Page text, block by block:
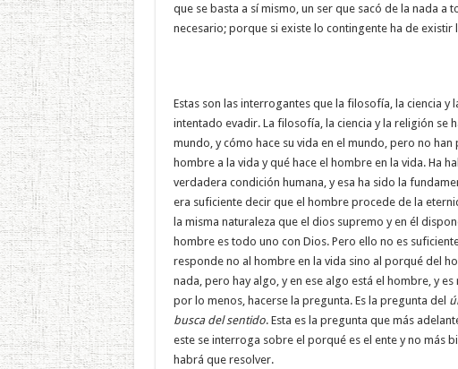
que se basta a sí mismo, un ser que sacó de la nada a
necesario; porque si existe lo contingente ha de
Estas son las interrogantes que la filosofía, la ciencia y
intentado evadir. La filosofía, la ciencia y la religión se
mundo, y cómo hace su vida en el mundo, pero no
hombre a la vida y qué hace el hombre en la vida. Ha
verdadera condición humana, y esa ha sido la
era suficiente decir que el hombre procede de la
la misma naturaleza que el dios supremo y en él
hombre es todo uno con Dios. Pero ello no es
responde no al hombre en la vida sino al porqué del
nada, pero hay algo, y en ese algo está el hombre, y
por lo menos, hacerse la pregunta. Es la pregunta del
busca del sentido. Esta es la pregunta que más
este se interroga sobre el porqué es el ente y no más
habrá que resolver.